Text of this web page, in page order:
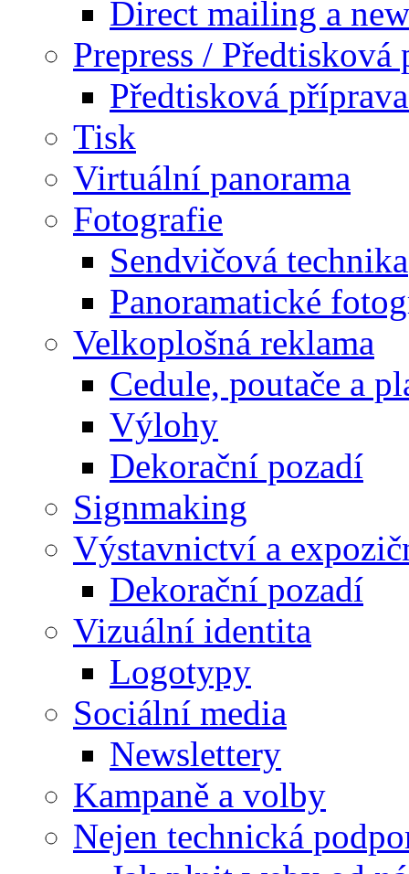
Direct mailing a
Prepress / Předtisková
Předtisková
Tisk
Virtuální panorama
Fotografie
Sendvičová technika
Panoramatické
Velkoplošná reklama
Cedule, poutače a
Výlohy
Dekorační pozadí
Signmaking
Výstavnictví a
Dekorační pozadí
Vizuální identita
Logotypy
Sociální media
Newslettery
Kampaně a volby
Nejen technická